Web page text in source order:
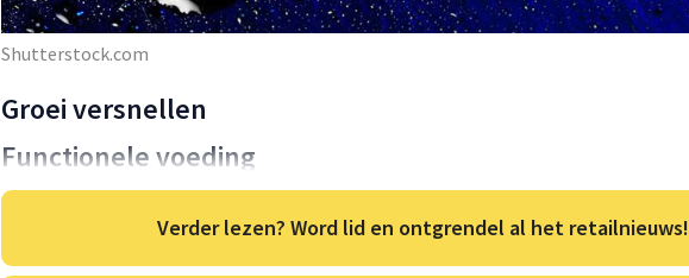
Shutterstock.com
Groei versnellen
Functionele voeding
Verder lezen? Word lid en ontgrendel al het retailnieuws!